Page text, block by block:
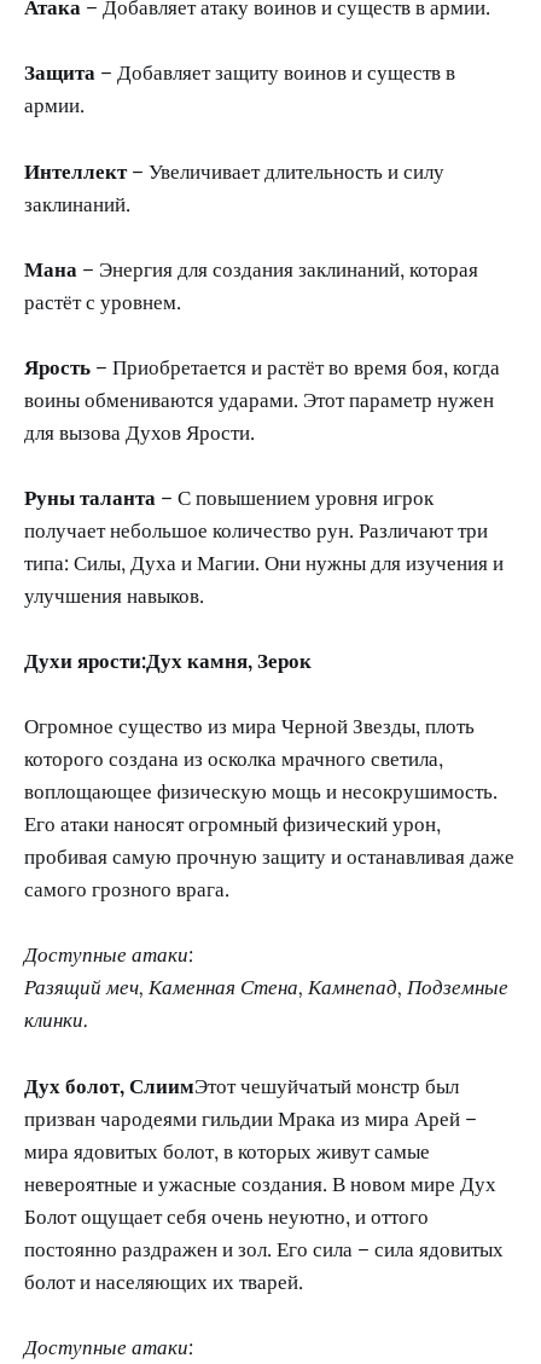
Атака – Добавляет атаку воинов и существ в армии.
Защита – Добавляет защиту воинов и существ в
армии.
Интеллект– Увеличивает длительность и силу
заклинаний.
Мана – Энергия для создания заклинаний, которая
растёт с уровнем.
Ярость – Приобретается и растёт во время боя, когда
воины обмениваются ударами. Этот параметр нужен
для вызова Духов Ярости.
Руны таланта – С повышением уровня игрок
получает небольшое количество рун. Различают три
типа: Силы, Духа и Магии. Они нужны для изучения и
улучшения навыков.
Духи ярости:Дух камня, Зерок
Огромное существо из мира Черной Звезды, плоть
которого создана из осколка мрачного светила,
воплощающее физическую мощь и несокрушимость.
Его атаки наносят огромный физический урон,
пробивая самую прочную защиту и останавливая даже
самого грозного врага.
Доступные атаки:
Разящий меч, Каменная Стена, Камнепад, Подземные
клинки.
Дух болот, СлиимЭтот чешуйчатый монстр был
призван чародеями гильдии Мрака из мира Арей –
мира ядовитых болот, в которых живут самые
невероятные и ужасные создания. В новом мире Дух
Болот ощущает себя очень неуютно, и оттого
постоянно раздражен и зол. Его сила – сила ядовитых
болот и населяющих их тварей.
Доступные атаки: